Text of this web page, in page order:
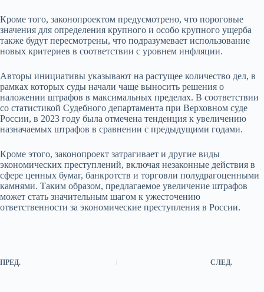
Кроме того, законопроектом предусмотрено, что пороговые
значения для определения крупного и особо крупного ущерба
также будут пересмотрены, что подразумевает использование
новых критериев в соответствии с уровнем инфляции.
Авторы инициативы указывают на растущее количество дел, в
рамках которых суды начали чаще выносить решения о
наложении штрафов в максимальных пределах. В соответствии
со статистикой Судебного департамента при Верховном суде
России, в 2023 году была отмечена тенденция к увеличению
назначаемых штрафов в сравнении с предыдущими годами.
Кроме этого, законопроект затрагивает и другие виды
экономических преступлений, включая незаконные действия в
сфере ценных бумаг, банкротств и торговли полудрагоценными
камнями. Таким образом, предлагаемое увеличение штрафов
может стать значительным шагом к ужесточению
ответственности за экономические преступления в России.
ПРЕД. СЛЕД.